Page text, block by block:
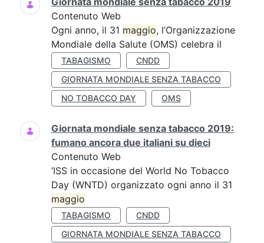
Contenuto Web
Ogni anno, il 31 maggio, l’Organizzazione
Mondiale della Salute (OMS) celebra il
TABAGISMO
CNDD
GIORNATA MONDIALE SENZA TABACCO
NO TOBACCO DAY
OMS
Giornata mondiale senza tabacco 2019:
fumano ancora due italiani su dieci
Contenuto Web
’ISS in occasione del World No Tobacco
Day (WNTD) organizzato ogni anno il 31
maggio
TABAGISMO
CNDD
GIORNATA MONDIALE SENZA TABACCO